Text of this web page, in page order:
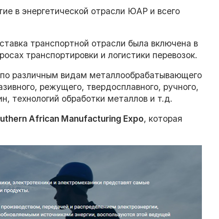
в энергетической отрасли ЮАР и всего
транспортной отрасли была включена в
транспортировки и логистики перевозок.
различным видам металлообрабатывающего
режущего, твердосплавного, ручного,
технологий обработки металлов и т.д.
African Manufacturing Expo, которая